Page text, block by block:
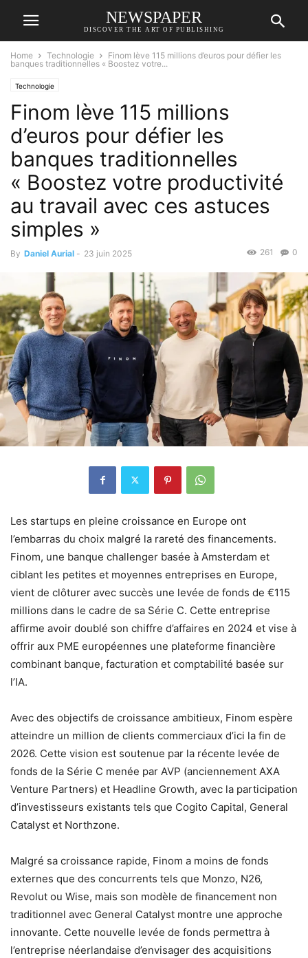
NEWSPAPER
DISCOVER THE ART OF PUBLISHING
Home Technologie
Finom lève 115 millions d’euros pour défier les
banques traditionnelles « Boostez votre...
Technologie
Finom lève 115 millions
d’euros pour défier les
banques traditionnelles
« Boostez votre productivité
au travail avec ces astuces
simples »
By Daniel Aurial - 23 juin 2025 0
261
Les startups en pleine croissance en Europe ont
l’embarras du choix malgré la rareté des financements.
Finom, une banque challenger basée à Amsterdam et
ciblant les petites et moyennes entreprises en Europe,
vient de clôturer avec succès une levée de fonds de €115
millions dans le cadre de sa Série C. Cette entreprise
affirme avoir doublé son chiffre d’affaires en 2024 et vise à
offrir aux PME européennes une plateforme financière
combinant banque, facturation et comptabilité basée sur
l’IA.
Avec des objectifs de croissance ambitieux, Finom espère
atteindre un million de clients commerciaux d’ici la fin de
2026. Cette vision est soutenue par la récente levée de
fonds de la Série C menée par AVP (anciennement AXA
Venture Partners) et Headline Growth, avec la participation
d’investisseurs existants tels que Cogito Capital, General
Catalyst et Northzone.
Malgré sa croissance rapide, Finom a moins de fonds
externes que des concurrents tels que Monzo, N26,
Revolut ou Wise, mais son modèle de financement non
traditionnel avec General Catalyst montre une approche
innovante. Cette nouvelle levée de fonds permettra à
l’entreprise néerlandaise d’envisager des acquisitions